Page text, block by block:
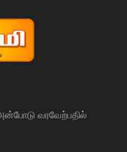
வரவேற்பதில்